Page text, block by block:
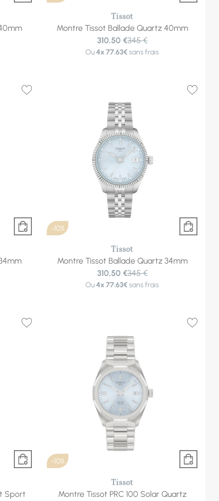
Tissot
Montre Tissot Ballade Quartz 40mm
310,50 €345 €
Ou4x 77.63€sans frais
-10%
Tissot
Montre Tissot Ballade Quartz 34mm
310,50 €345 €
Ou4x 77.63€sans frais
Sport
-10%
Tissot
Montre Tissot PRC 100 Solar Quartz